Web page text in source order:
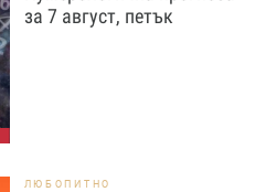
за 7 август, петък
ЛЮБОПИТНО